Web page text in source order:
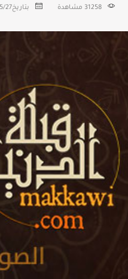
31258 مشاهدة بتاريخ27